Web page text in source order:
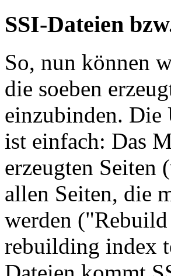
SSI-Dateien
So, nun können
die soeben
einzubinden. Die
ist einfach: Das
erzeugten Seiten
allen Seiten, die
werden
rebuilding index